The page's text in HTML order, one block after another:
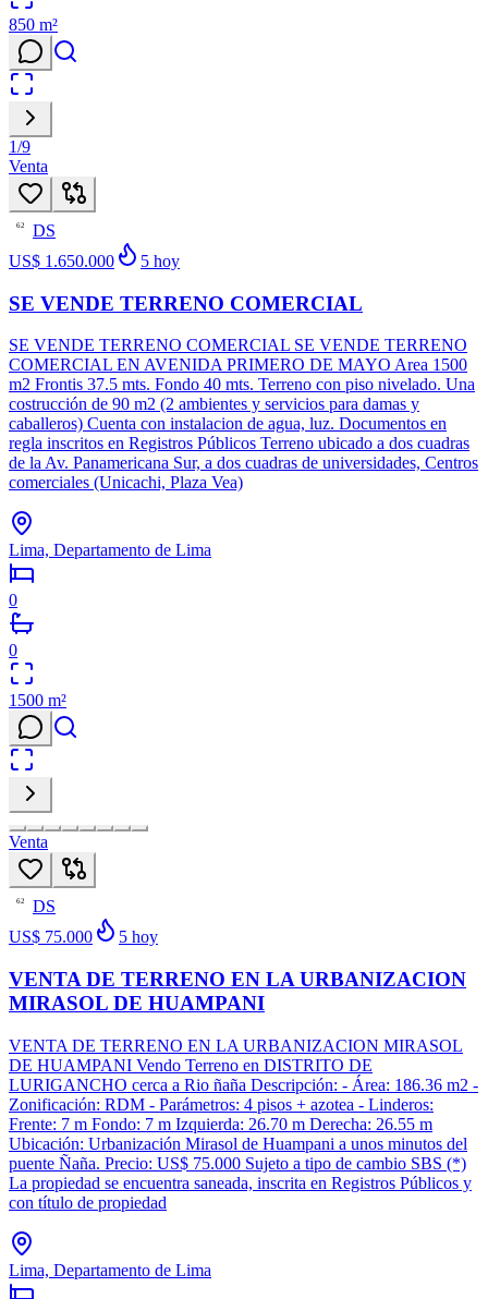
850 m²
1/9
Venta
62
DS
US$ 1.650.000
5 hoy
SE VENDE TERRENO COMERCIAL
SE VENDE TERRENO COMERCIAL SE VENDE TERRENO
COMERCIAL EN AVENIDA PRIMERO DE MAYO Area 1500
m2 Frontis 37.5 mts. Fondo 40 mts. Terreno con piso nivelado. Una
costrucción de 90 m2 (2 ambientes y servicios para damas y
caballeros) Cuenta con instalacion de agua, luz. Documentos en
regla inscritos en Registros Públicos Terreno ubicado a dos cuadras
de la Av. Panamericana Sur, a dos cuadras de universidades, Centros
comerciales (Unicachi, Plaza Vea)
Lima, Departamento de Lima
0
0
1500 m²
Venta
62
DS
US$ 75.000
5 hoy
VENTA DE TERRENO EN LA URBANIZACION
MIRASOL DE HUAMPANI
VENTA DE TERRENO EN LA URBANIZACION MIRASOL
DE HUAMPANI Vendo Terreno en DISTRITO DE
LURIGANCHO cerca a Rio ñaña Descripción: - Área: 186.36 m2 -
Zonificación: RDM - Parámetros: 4 pisos + azotea - Linderos:
Frente: 7 m Fondo: 7 m Izquierda: 26.70 m Derecha: 26.55 m
Ubicación: Urbanización Mirasol de Huampani a unos minutos del
puente Ñaña. Precio: US$ 75.000 Sujeto a tipo de cambio SBS (*)
La propiedad se encuentra saneada, inscrita en Registros Públicos y
con título de propiedad
Lima, Departamento de Lima